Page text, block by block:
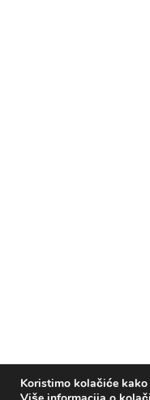
Koristimo kolačiće